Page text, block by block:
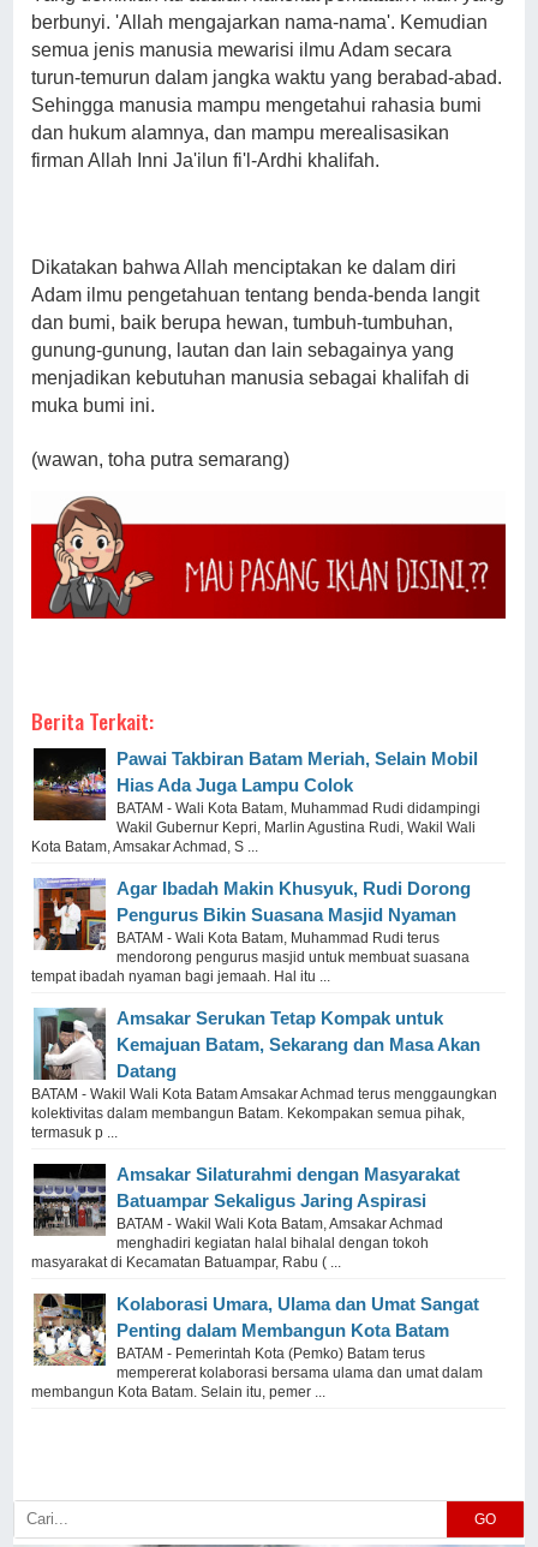
berbunyi. 'Allah mengajarkan nama-nama'. Kemudian
semua jenis manusia mewarisi ilmu Adam secara
turun-temurun dalam jangka waktu yang berabad-abad.
Sehingga manusia mampu mengetahui rahasia bumi
dan hukum alamnya, dan mampu merealisasikan
firman Allah Inni Ja'ilun fi'l-Ardhi khalifah.
Dikatakan bahwa Allah menciptakan ke dalam diri
Adam ilmu pengetahuan tentang benda-benda langit
dan bumi, baik berupa hewan, tumbuh-tumbuhan,
gunung-gunung, lautan dan lain sebagainya yang
menjadikan kebutuhan manusia sebagai khalifah di
muka bumi ini.
(wawan, toha putra semarang)
Berita Terkait:
Pawai Takbiran Batam Meriah, Selain Mobil
Hias Ada Juga Lampu Colok
BATAM - Wali Kota Batam, Muhammad Rudi didampingi
Wakil Gubernur Kepri, Marlin Agustina Rudi, Wakil Wali
Kota Batam, Amsakar Achmad, S ...
Agar Ibadah Makin Khusyuk, Rudi Dorong
Pengurus Bikin Suasana Masjid Nyaman
BATAM - Wali Kota Batam, Muhammad Rudi terus
mendorong pengurus masjid untuk membuat suasana
tempat ibadah nyaman bagi jemaah. Hal itu ...
Amsakar Serukan Tetap Kompak untuk
Kemajuan Batam, Sekarang dan Masa Akan
Datang
BATAM - Wakil Wali Kota Batam Amsakar Achmad terus menggaungkan
kolektivitas dalam membangun Batam. Kekompakan semua pihak,
termasuk p ...
Amsakar Silaturahmi dengan Masyarakat
Batuampar Sekaligus Jaring Aspirasi
BATAM - Wakil Wali Kota Batam, Amsakar Achmad
menghadiri kegiatan halal bihalal dengan tokoh
masyarakat di Kecamatan Batuampar, Rabu ( ...
Kolaborasi Umara, Ulama dan Umat Sangat
Penting dalam Membangun Kota Batam
BATAM - Pemerintah Kota (Pemko) Batam terus
mempererat kolaborasi bersama ulama dan umat dalam
membangun Kota Batam. Selain itu, pemer ...
GO